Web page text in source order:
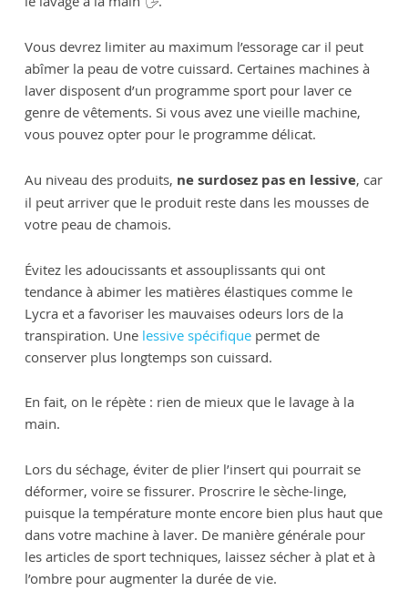
Vous devrez limiter au maximum l’essorage car il peut
abîmer la peau de votre cuissard. Certaines machines à
laver disposent d’un programme sport pour laver ce
genre de vêtements. Si vous avez une vieille machine,
vous pouvez opter pour le programme délicat.
Au niveau des produits, ne surdosez pas en lessive, car
il peut arriver que le produit reste dans les mousses de
votre peau de chamois.
Évitez les adoucissants et assouplissants qui ont
tendance à abimer les matières élastiques comme le
Lycra et a favoriser les mauvaises odeurs lors de la
transpiration. Une lessive spécifiquepermet de
conserver plus longtemps son cuissard.
En fait, on le répète : rien de mieux que le lavage à la
main.
Lors du séchage, éviter de plier l’insert qui pourrait se
déformer, voire se fissurer. Proscrire le sèche-linge,
puisque la température monte encore bien plus haut que
dans votre machine à laver. De manière générale pour
les articles de sport techniques, laissez sécher à plat et à
l’ombre pour augmenter la durée de vie.